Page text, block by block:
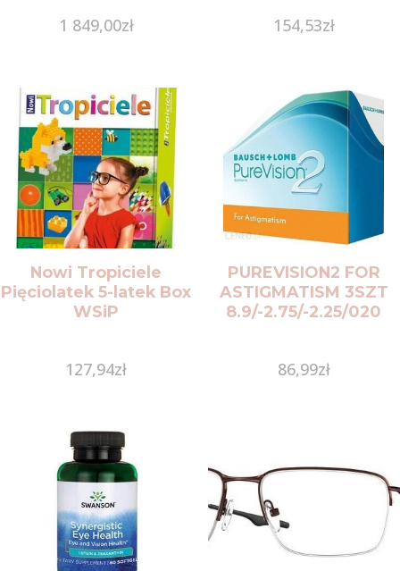
1 849,00zł 154,53zł
Nowi Tropiciele
Pięciolatek 5-latek Box
WSiP
127,94zł
PUREVISION2 FOR
ASTIGMATISM 3SZT
8.9/-2.75/-2.25/020
86,99zł